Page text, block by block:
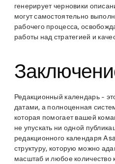
генерирует черновики
могут самостоятельно
рабочего процесса,
работы над стратегией и
Редакционный календарь -
датами, а полноценная
которая помогает вашей
не упускать ни одной
редакционного календаря
структуру, которую можно
масштаб и любое количество